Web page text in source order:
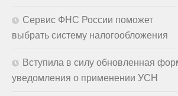
Сервис ФНС России поможет
выбрать систему налогообложения
Вступила в силу обновленная
уведомления о применении УСН